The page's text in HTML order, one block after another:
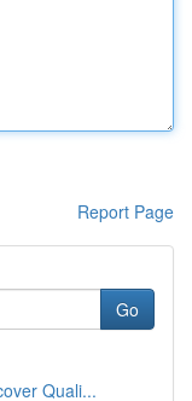
Report Page
Go
Quali...